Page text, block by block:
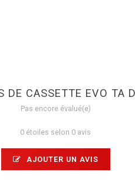
DE CASSETTE EVO TA
Pas encore évalué(e)
0 étoiles selon 0 avis
AJOUTER UN AVIS